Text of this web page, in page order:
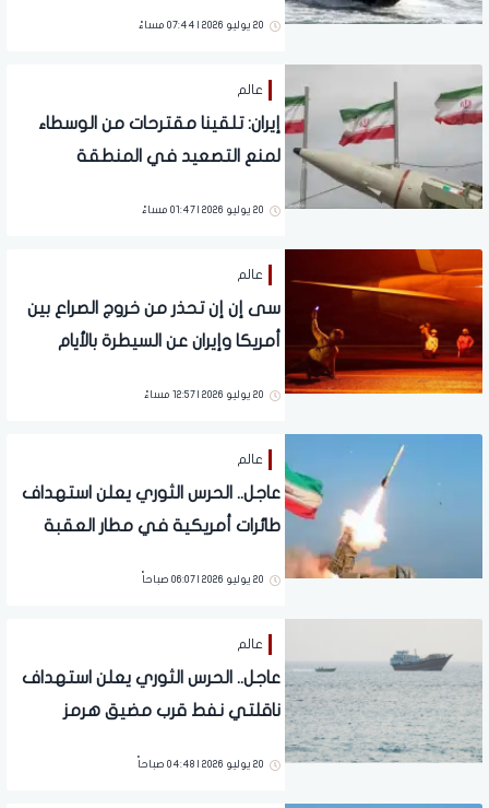
20 يوليو 2026 | 07:44 مساءً
عالم
إيران: تلقينا مقترحات من الوسطاء
لمنع التصعيد في المنطقة
20 يوليو 2026 | 01:47 مساءً
عالم
سى إن إن تحذر من خروج الصراع بين
أمريكا وإيران عن السيطرة بالأيام
20 يوليو 2026 | 12:57 مساءً
عالم
عاجل.. الحرس الثوري يعلن استهداف
طائرات أمريكية في مطار العقبة
20 يوليو 2026 | 06:07 صباحاً
عالم
عاجل.. الحرس الثوري يعلن استهداف
ناقلتي نفط قرب مضيق هرمز
20 يوليو 2026 | 04:48 صباحاً